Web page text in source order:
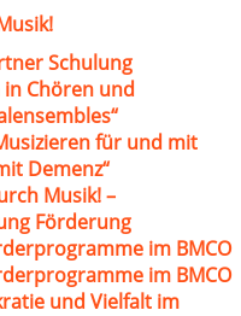
Schulung
in Chören und
für und mit
Demenz“
Musik! –
Förderung
im BMCO
im BMCO
und Vielfalt im